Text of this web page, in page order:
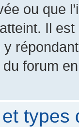
ou que
Il
forum
types